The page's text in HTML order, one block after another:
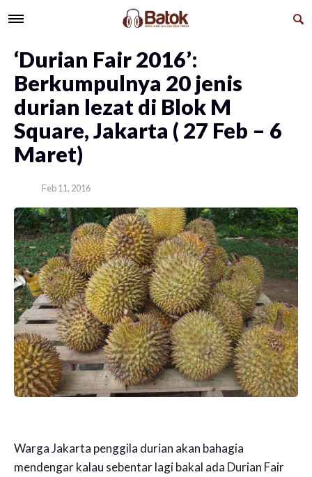
‘Durian Fair 2016’:
Berkumpulnya 20 jenis
durian lezat di Blok M
Square, Jakarta ( 27 Feb – 6
Maret)
Feb 11, 2016
Warga Jakarta penggila durian akan bahagia
mendengar kalau sebentar lagi bakal ada Durian Fair